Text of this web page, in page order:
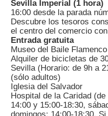
Sevilla Imperial (1 hora)
16:00 desde la parada
Descubre los tesoros
el centro del comercio
Entrada gratuita
Museo del Baile
Alquiler de bicicletas de
Sevilla (Horario: de 9h a
(sólo adultos)
Iglesia del Salvador
Hospital de la Caridad
14:00 y 15:00-18:30,
domingos: 14:00-18:30.